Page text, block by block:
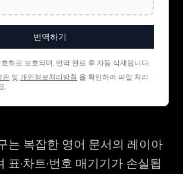
번역하기
화로 보호되며, 번역 완료 후 자동 삭제됩니다.
관 및 개인정보처리방침 을 확인하여 파일 처리
.
는 복잡한 영어 문서의 레이아
표·차트·번호 매기기가 손실됩